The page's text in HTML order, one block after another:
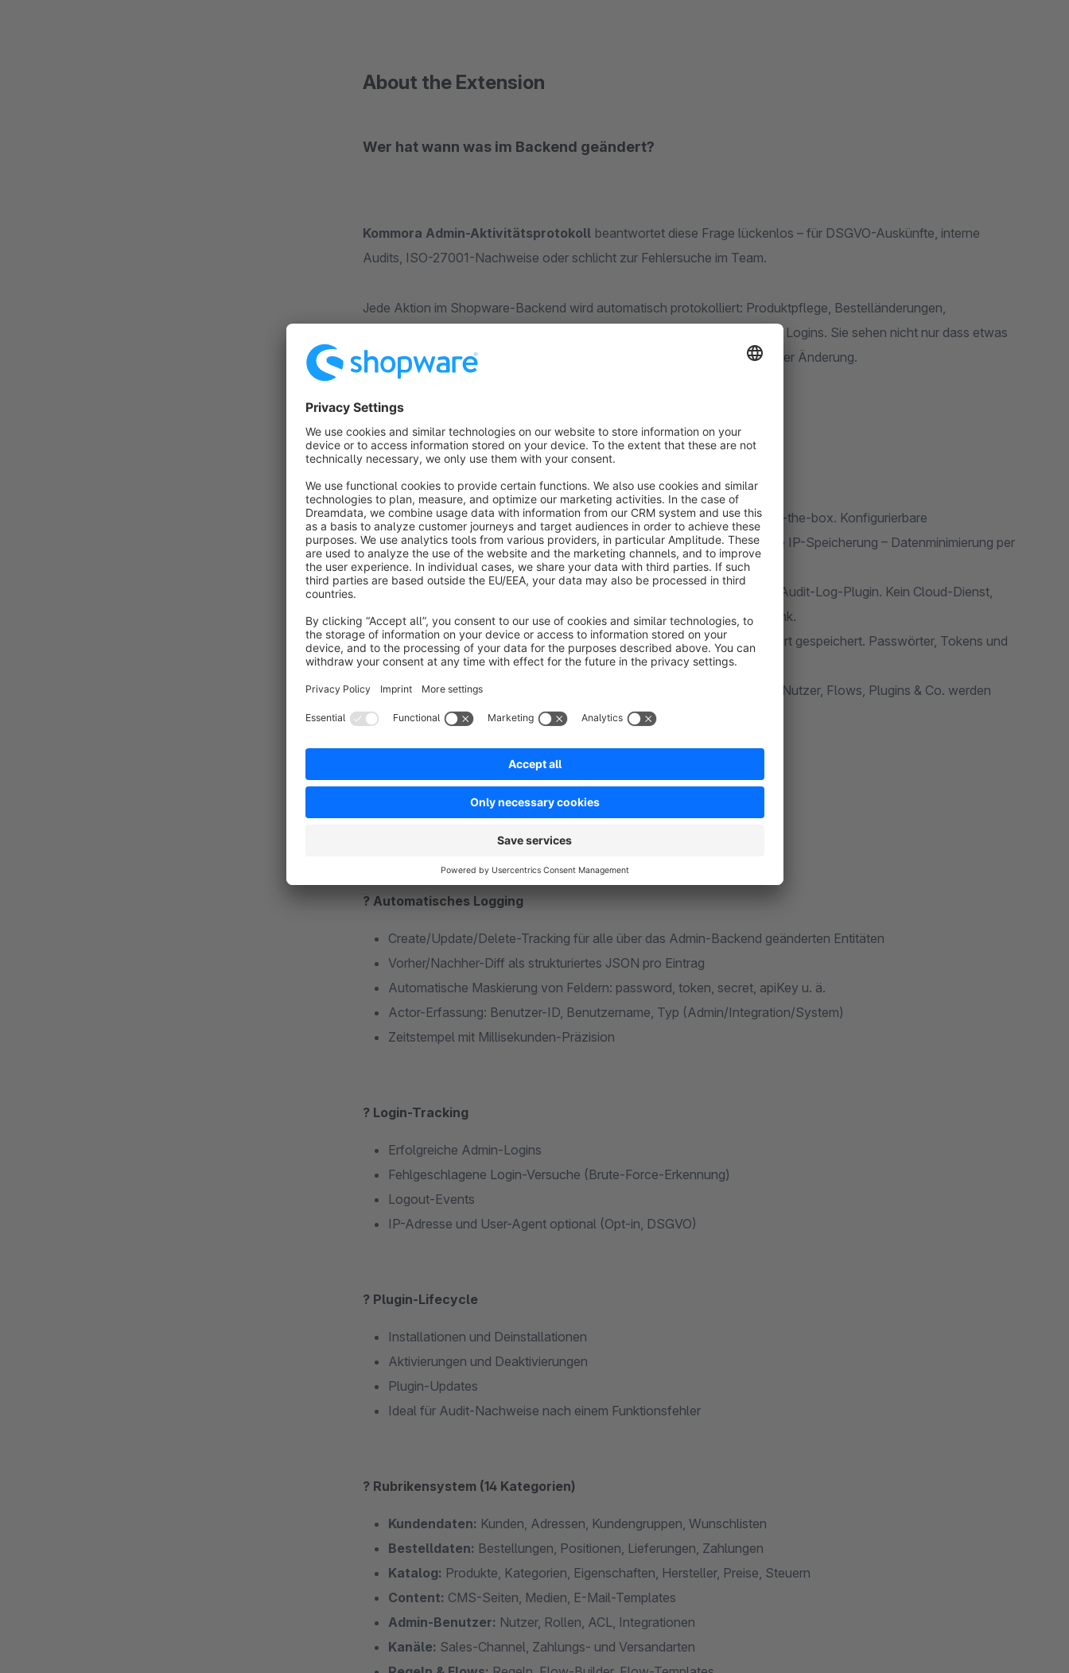
About the Extension
Wer hat wann was im Backend geändert?
Kommora Admin-Aktivitätsprotokoll beantwortet diese Frage lückenlos – für DSGVO-Auskünfte, interne
Audits, ISO-27001-Nachweise oder schlicht zur Fehlersuche im Team.
Jede Aktion im Shopware-Backend wird automatisch protokolliert: Produktpflege, Bestelländerungen,
Kundenbearbeitung, Plugin-Installationen, Konfigurationsänderungen und Logins. Sie sehen nicht nur dass etwas
geändert wurde, sondern was genau – mit vollem Vorher/Nachher-Diff jeder Änderung.
Warum dieses Plugin?
Compliance ohne Aufwand.DSGVO-konformes Audit-Log out-of-the-box. Konfigurierbare
Aufbewahrungsdauer, tägliche Auto-Löschung. Standardmäßig ohne IP-Speicherung – Datenminimierung per
Default.
Im Shopware Store gibt es aktuell kein vergleichbares Audit-Log-Plugin. Kein Cloud-Dienst,
kein externer Server – alle Daten bleiben in Ihrer Shopware-Datenbank.
Vorher/Nachher-Diff. Jede Änderung wird mit altem und neuem Wert gespeichert. Passwörter, Tokens und
API-Keys werden automatisch maskiert.
Rubrikensystem statt Datenflut.
Kunden, Bestellungen, Katalog, Nutzer, Flows, Plugins & Co. werden
automatisch in 14 Rubriken einsortiert – ein Klick filtert die Ansicht.
Funktionen im Überblick
? Automatisches Logging
Create/Update/Delete-Tracking für alle über das Admin-Backend geänderten Entitäten
Vorher/Nachher-Diff als strukturiertes JSON pro Eintrag
Automatische Maskierung von Feldern: password, token, secret, apiKey u. ä.
Actor-Erfassung: Benutzer-ID, Benutzername, Typ (Admin/Integration/System)
Zeitstempel mit Millisekunden-Präzision
? Login-Tracking
Erfolgreiche Admin-Logins
Fehlgeschlagene Login-Versuche (Brute-Force-Erkennung)
Logout-Events
IP-Adresse und User-Agent optional (Opt-in, DSGVO)
? Plugin-Lifecycle
Installationen und Deinstallationen
Aktivierungen und Deaktivierungen
Plugin-Updates
Ideal für Audit-Nachweise nach einem Funktionsfehler
?️ Rubrikensystem (14 Kategorien)
Kundendaten: Kunden, Adressen, Kundengruppen, Wunschlisten
Bestelldaten: Bestellungen, Positionen, Lieferungen, Zahlungen
Katalog: Produkte, Kategorien, Eigenschaften, Hersteller, Preise, Steuern
Content: CMS-Seiten, Medien, E-Mail-Templates
Admin-Benutzer: Nutzer, Rollen, ACL, Integrationen
Kanäle: Sales-Channel, Zahlungs- und Versandarten